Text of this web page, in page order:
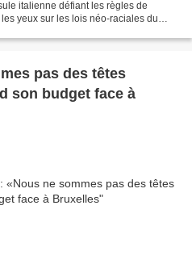
italienne défiant les règles de
yeux sur les lois néo-raciales du
pas des têtes
son budget face à